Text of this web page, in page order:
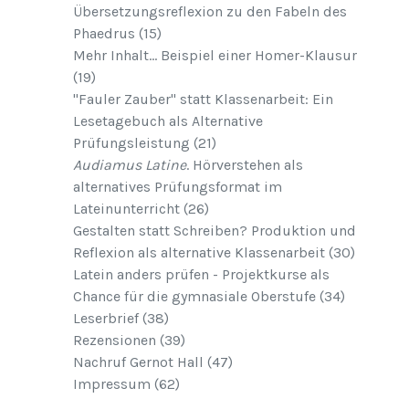
Übersetzungsreflexion zu den Fabeln des
Phaedrus (15)
Mehr Inhalt... Beispiel einer Homer-Klausur
(19)
"Fauler Zauber" statt Klassenarbeit: Ein
Lesetagebuch als Alternative
Prüfungsleistung (21)
Audiamus Latine. Hörverstehen als
alternatives Prüfungsformat im
Lateinunterricht (26)
Gestalten statt Schreiben? Produktion und
Reflexion als alternative Klassenarbeit (30)
Latein anders prüfen - Projektkurse als
Chance für die gymnasiale Oberstufe (34)
Leserbrief (38)
Rezensionen (39)
Nachruf Gernot Hall (47)
Impressum (62)